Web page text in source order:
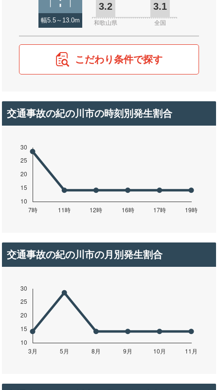
幅5.5～13.0m
3.2 3.1
和歌山県 全国
こだわり条件で探す
交通事故の紀の川市の時刻別発生割合
交通事故の紀の川市の月別発生割合